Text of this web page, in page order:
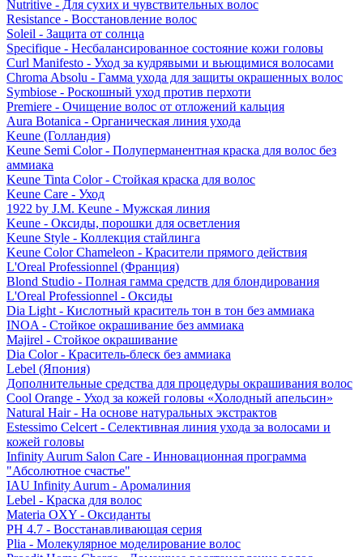
Nutritive - Для сухих и чувствительных волос
Resistance - Восстановление волос
Soleil - Защита от солнца
Specifique - Несбалансированное состояние кожи головы
Curl Manifesto - Уход за кудрявыми и вьющимися волосами
Chroma Absolu - Гамма ухода для защиты окрашенных волос
Symbiose - Роскошный уход против перхоти
Premiere - Очищение волос от отложений кальция
Aura Botanica - Органическая линия ухода
Keune (Голландия)
Keune Semi Color - Полуперманентная краска для волос без
аммиака
Keune Tinta Color - Стойкая краска для волос
Keune Care - Уход
1922 by J.M. Keune - Мужская линия
Keune - Оксиды, порошки для осветления
Keune Style - Коллекция стайлинга
Keune Color Chameleon - Красители прямого действия
L'Oreal Professionnel (Франция)
Blond Studio - Полная гамма средств для блондирования
L'Oreal Professionnel - Оксиды
Dia Light - Кислотный краситель тон в тон без аммиака
INOA - Стойкое окрашивание без аммиака
Majirel - Стойкое окрашивание
Dia Color - Краситель-блеск без аммиака
Lebel (Япония)
Дополнительные средства для процедуры окрашивания волос
Cool Orange - Уход за кожей головы «Холодный апельсин»
Natural Hair - На основе натуральных экстрактов
Estessimo Celcert - Селективная линия ухода за волосами и
кожей головы
Infinity Aurum Salon Care - Инновационная программа
"Абсолютное счастье"
IAU Infinity Aurum - Аромалиния
Lebel - Краска для волос
Materia OXY - Оксиданты
PH 4.7 - Восстанавливающая серия
Plia - Молекулярное моделирование волос